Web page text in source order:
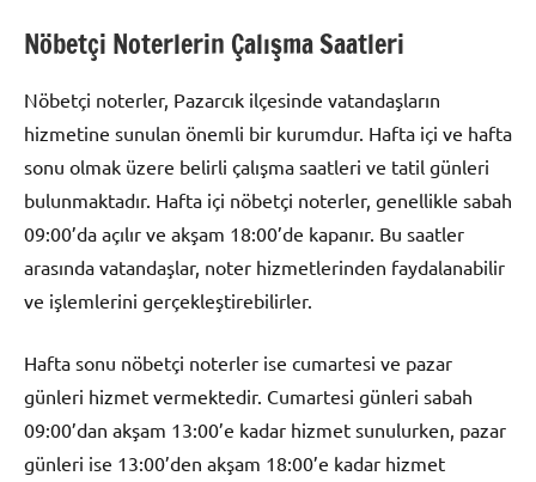
Nöbetçi Noterlerin Çalışma Saatleri
Nöbetçi noterler, Pazarcık ilçesinde vatandaşların
hizmetine sunulan önemli bir kurumdur. Hafta içi ve hafta
sonu olmak üzere belirli çalışma saatleri ve tatil günleri
bulunmaktadır. Hafta içi nöbetçi noterler, genellikle sabah
09:00’da açılır ve akşam 18:00’de kapanır. Bu saatler
arasında vatandaşlar, noter hizmetlerinden faydalanabilir
ve işlemlerini gerçekleştirebilirler.
Hafta sonu nöbetçi noterler ise cumartesi ve pazar
günleri hizmet vermektedir. Cumartesi günleri sabah
09:00’dan akşam 13:00’e kadar hizmet sunulurken, pazar
günleri ise 13:00’den akşam 18:00’e kadar hizmet